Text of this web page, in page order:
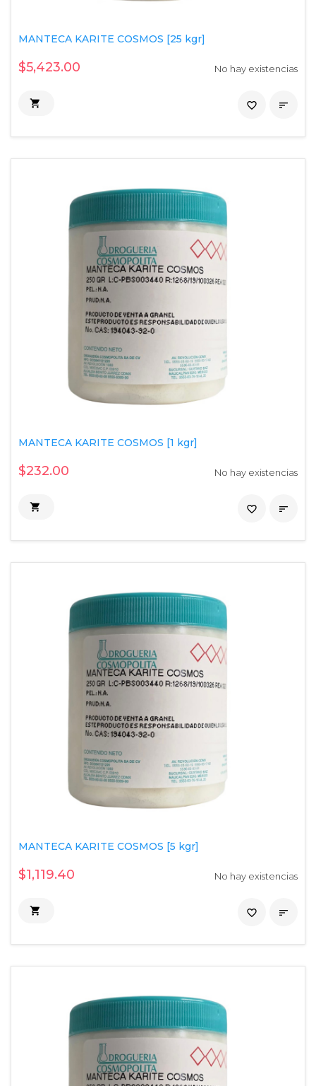
MANTECA KARITE COSMOS [25 kgr]
$5,423.00 No hay existencias
 
favorite_border
MANTECA KARITE COSMOS [1 kgr]
$232.00 No hay existencias
 
favorite_border
MANTECA KARITE COSMOS [5 kgr]
$1,119.40 No hay existencias
 
favorite_border